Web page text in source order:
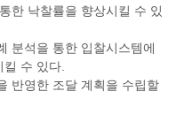
한 낙찰률을 향상시킬 수 있
분석을 통한 입찰시스템에
수 있다.
반영한 조달 계획을 수립할